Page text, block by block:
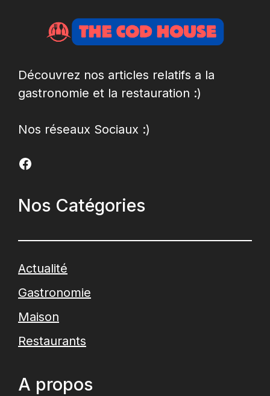
Découvrez nos articles relatifs a la
gastronomie et la restauration :)
Nos réseaux Sociaux :)
Facebook
Nos Catégories
Actualité
Gastronomie
Maison
Restaurants
A propos